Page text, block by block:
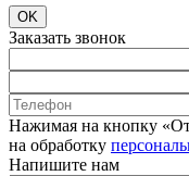
OK
Заказать звонок
Нажимая на кнопку
на обработку
Напишите нам